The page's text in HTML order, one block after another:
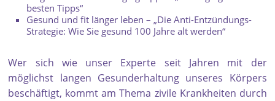
besten Tipps“
Gesund und fit länger leben – „Die Anti-Entzündungs-
Strategie: Wie Sie gesund 100 Jahre alt werden“
Wer sich wie unser Experte seit Jahren mit der
möglichst langen Gesunderhaltung unseres Körpers
beschäftigt, kommt am Thema zivile Krankheiten durch